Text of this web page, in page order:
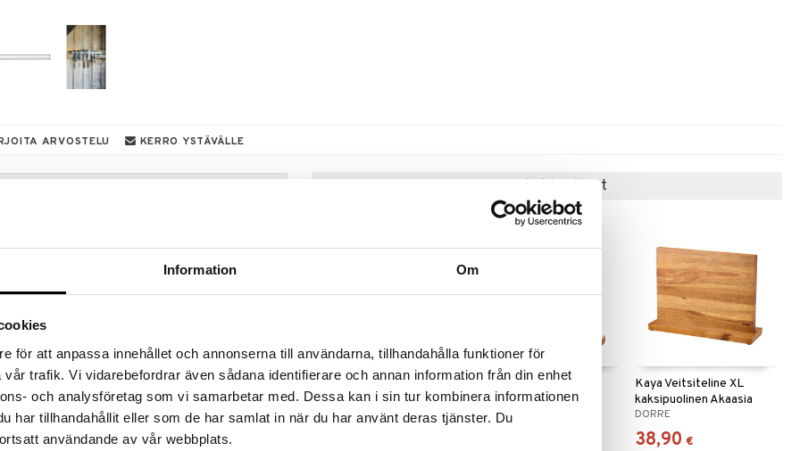
Information Om
för att anpassa innehållet och annonserna till användarna, tillhandahålla funktioner för
trafik. Vi vidarebefordrar även sådana identifierare och annan information från din enhet
och analysföretag som vi samarbetar med. Dessa kan i sin tur kombinera informationen
har tillhandahållit eller som de har samlat in när du har använt deras tjänster. Du
användande av vår webbplats.
ARVOSTELU KERRO YSTÄVÄLLE
hinnoilla!
31.8.2026 asti mutta ole nopea -
voivat päästä loppumaan!
hienot veitsesi seinälle. Alvesta XL
sinulle, jolla on monia erilaisia veitsiä tai
Suositut tuotteet
Alvesta XL
Magneettilista
DORRE
Kaya Veitsiteline
kaksipuolinen Akaasia
DORRE
Kaya Veitsiteline XL
kaksipuolinen Akaasia
DORRE
38,90 €